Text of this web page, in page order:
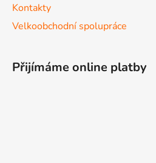
Kontakty
Velkoobchodní spolupráce
Přijímáme online platby